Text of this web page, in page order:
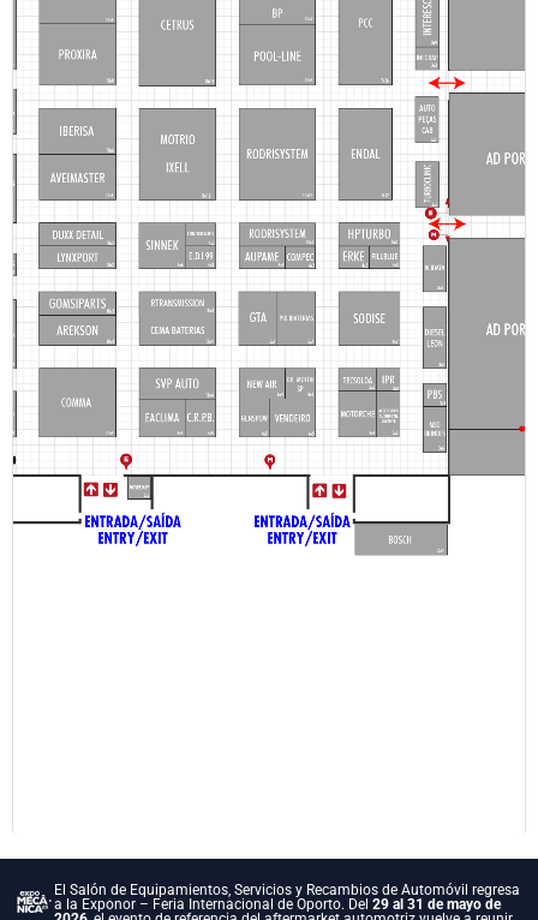
El Salón de Equipamientos, Servicios y Recambios de Automóvil regresa
a la Exponor – Feria Internacional de Oporto. Del 29 al 31 de mayo de